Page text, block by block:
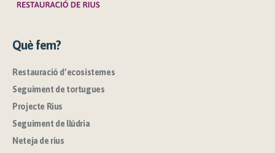
Què fem?
Restauració d’ecosistemes
Seguiment de tortugues
Projecte Rius
Seguiment de llúdria
Neteja de rius